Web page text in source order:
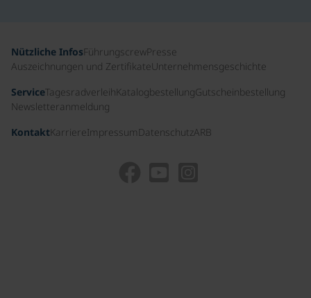
Nützliche InfosFührungscrewPresse
Auszeichnungen und ZertifikateUnternehmensgeschichte
ServiceTagesradverleihKatalogbestellungGutscheinbestellung
Newsletteranmeldung
KontaktKarriereImpressum DatenschutzARB